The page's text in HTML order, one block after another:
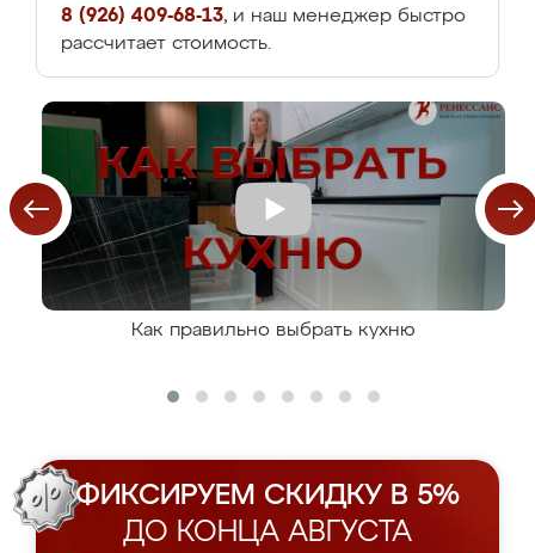
8 (926) 409-68-13, и наш менеджер быстро
рассчитает стоимость.
Как правильно выбрать кухню
ФИКСИРУЕМ СКИДКУ В 5%
ДО КОНЦА АВГУСТА